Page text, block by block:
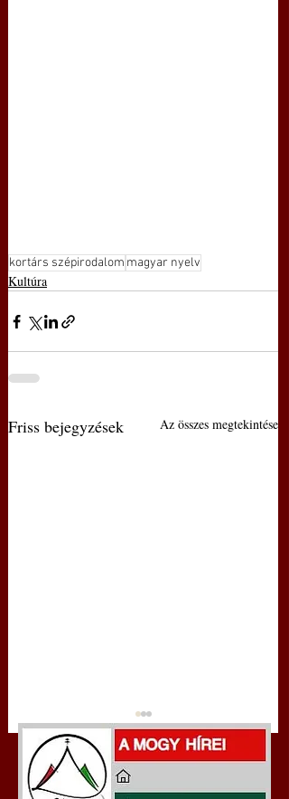
kortárs szépirodalom magyar nyelv
Kultúra
Friss bejegyzések Az összes megtekintése